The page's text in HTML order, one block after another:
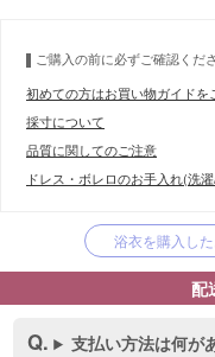
ご購入の前に必ずご確認くだ
初めての方はお買い物ガイドを
採寸について
品質に関してのご注意
ドレス・ボレロのお手入れ(洗
浴衣を購入し
配
支払い方法は何が